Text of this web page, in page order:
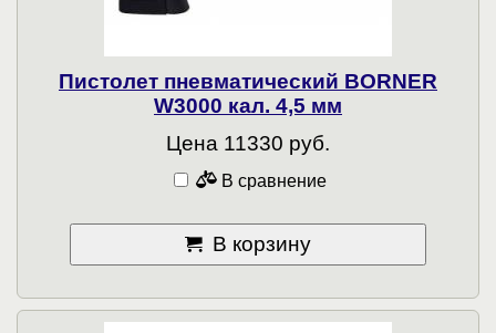
Пистолет пневматический BORNER
W3000 кал. 4,5 мм
Цена 11330 руб.
В сравнение
В корзину